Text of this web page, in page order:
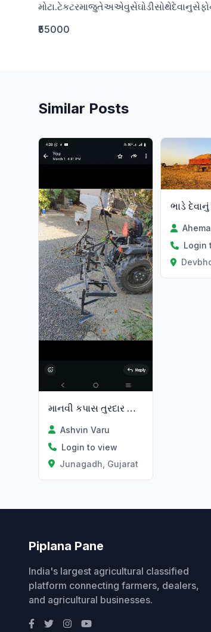
₹55000
Similar Posts
માનવી કપાસ તુરદાર વાવા માટે મડો
Ashvin Varu
Login to view
Junagadh, Gujarat
ભાડે
Login
Piplana Pane
India's largest agricultural classified
platform connecting farmers, dealers,
and agricultural businesses.